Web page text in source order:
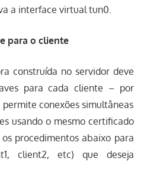
a interface virtual tun0.
para o cliente
construída no servidor deve
para cada cliente – por
permite conexões simultâneas
usando o mesmo certificado
procedimentos abaixo para
client2, etc) que deseja